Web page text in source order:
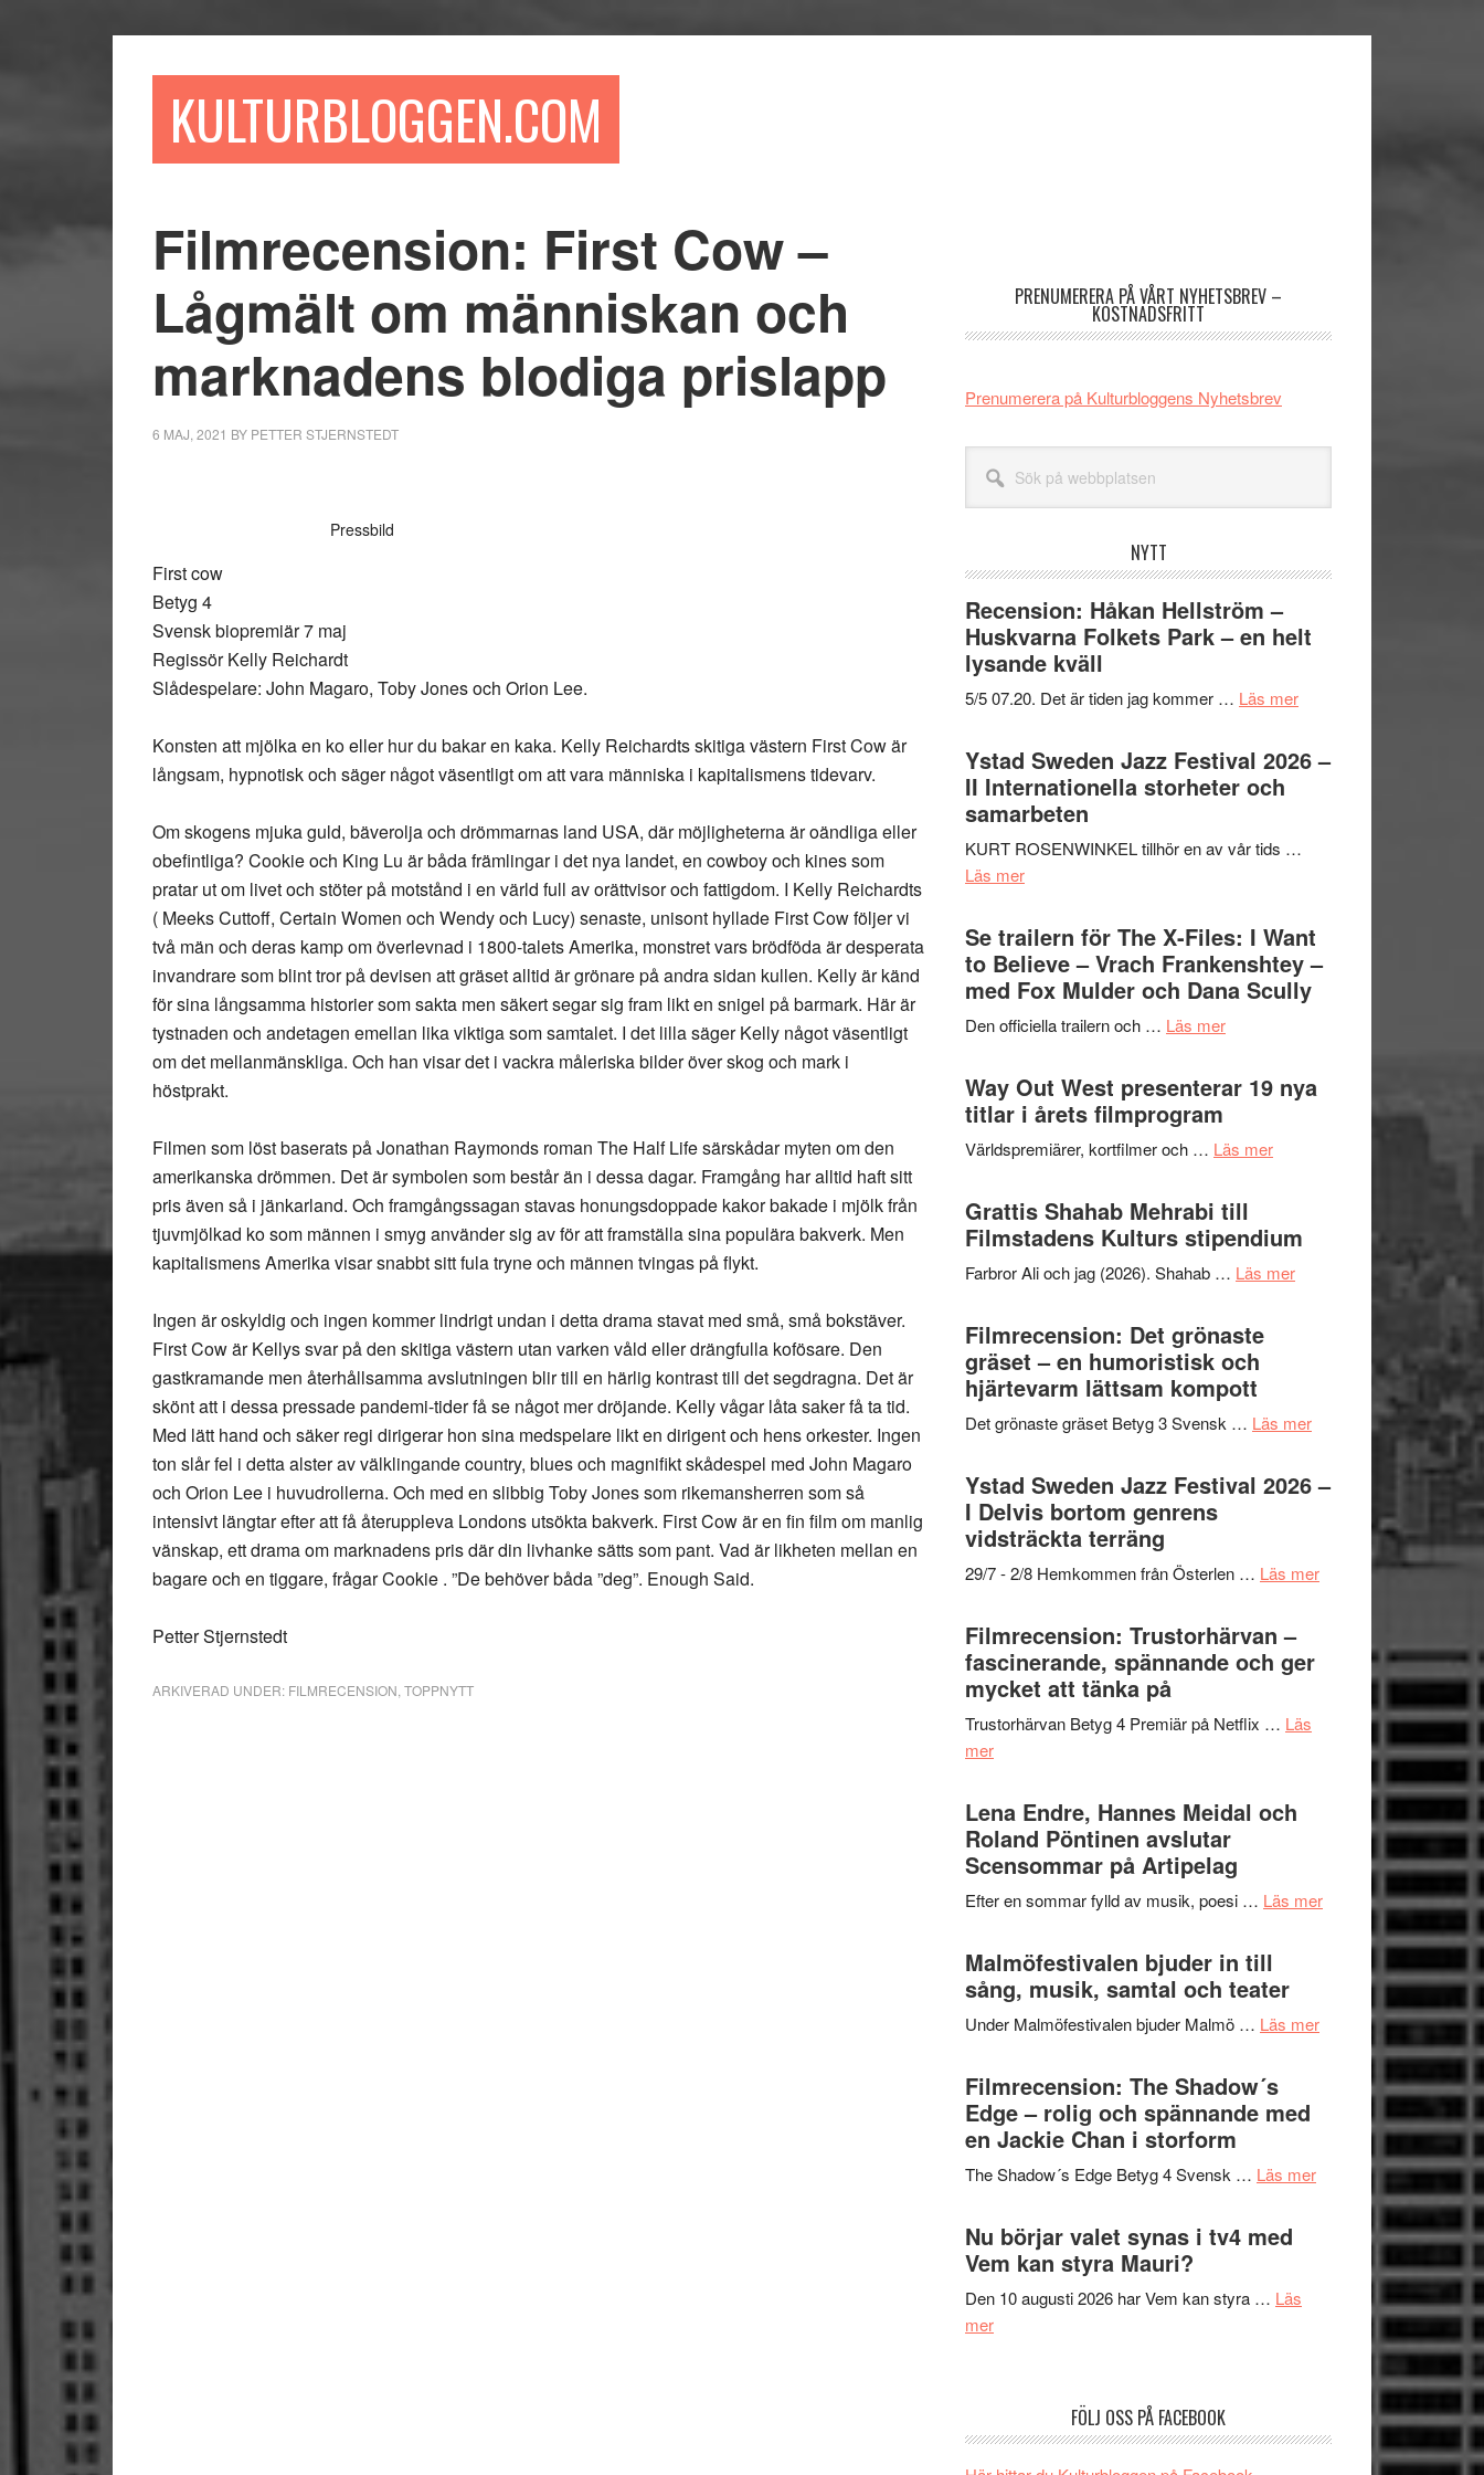
KULTURBLOGGEN.COM
Filmrecension: First Cow –
Lågmält om människan och
marknadens blodiga prislapp
6 MAJ, 2021 BY PETTER STJERNSTEDT
Pressbild
First cow
Betyg 4
Svensk biopremiär 7 maj
Regissör Kelly Reichardt
Slådespelare: John Magaro, Toby Jones och Orion Lee.
Konsten att mjölka en ko eller hur du bakar en kaka. Kelly Reichardts skitiga västern First Cow är
långsam, hypnotisk och säger något väsentligt om att vara människa i kapitalismens tidevarv.
Om skogens mjuka guld, bäverolja och drömmarnas land USA, där möjligheterna är oändliga eller
obefintliga? Cookie och King Lu är båda främlingar i det nya landet, en cowboy och kines som
pratar ut om livet och stöter på motstånd i en värld full av orättvisor och fattigdom. I Kelly Reichardts
( Meeks Cuttoff, Certain Women och Wendy och Lucy) senaste, unisont hyllade First Cow följer vi
två män och deras kamp om överlevnad i 1800-talets Amerika, monstret vars brödföda är desperata
invandrare som blint tror på devisen att gräset alltid är grönare på andra sidan kullen. Kelly är känd
för sina långsamma historier som sakta men säkert segar sig fram likt en snigel på barmark. Här är
tystnaden och andetagen emellan lika viktiga som samtalet. I det lilla säger Kelly något väsentligt
om det mellanmänskliga. Och han visar det i vackra måleriska bilder över skog och mark i
höstprakt.
Filmen som löst baserats på Jonathan Raymonds roman The Half Life särskådar myten om den
amerikanska drömmen. Det är symbolen som består än i dessa dagar. Framgång har alltid haft sitt
pris även så i jänkarland. Och framgångssagan stavas honungsdoppade kakor bakade i mjölk från
tjuvmjölkad ko som männen i smyg använder sig av för att framställa sina populära bakverk. Men
kapitalismens Amerika visar snabbt sitt fula tryne och männen tvingas på flykt.
Ingen är oskyldig och ingen kommer lindrigt undan i detta drama stavat med små, små bokstäver.
First Cow är Kellys svar på den skitiga västern utan varken våld eller drängfulla kofösare. Den
gastkramande men återhållsamma avslutningen blir till en härlig kontrast till det segdragna. Det är
skönt att i dessa pressade pandemi-tider få se något mer dröjande. Kelly vågar låta saker få ta tid.
Med lätt hand och säker regi dirigerar hon sina medspelare likt en dirigent och hens orkester. Ingen
ton slår fel i detta alster av välklingande country, blues och magnifikt skådespel med John Magaro
och Orion Lee i huvudrollerna. Och med en slibbig Toby Jones som rikemansherren som så
intensivt längtar efter att få återuppleva Londons utsökta bakverk. First Cow är en fin film om manlig
vänskap, ett drama om marknadens pris där din livhanke sätts som pant. Vad är likheten mellan en
bagare och en tiggare, frågar Cookie . ”De behöver båda ”deg”. Enough Said.
Petter Stjernstedt
ARKIVERAD UNDER: FILMRECENSION TOPPNYTT
PRENUMERERA PÅ VÅRT NYHETSBREV –
KOSTNADSFRITT
Prenumerera på Kulturbloggens Nyhetsbrev
webbplatsen
NYTT
Recension: Håkan Hellström –
Huskvarna Folkets Park – en helt
lysande kväll
5/5 07.20. Det är tiden jag kommer … Läs merom
Håkan
Hellström
Folkets
en
helt
lysande
Ystad Sweden Jazz Festival 2026 –
II Internationella storheter och
samarbeten
KURT ROSENWINKEL tillhör en av vår tids …
Läs merom
Sweden
Jazz
Festival
2026
–
Internationella
storheter
och
samarbeten
Se trailern för The X-Files: I Want
to Believe – Vrach Frankenshtey –
med Fox Mulder och Dana Scully
Den officiella trailern och … Läs merom
trailern
för
X-
I
Want
to
Believe
Vrach
Frankenshtey
–
med
Mulder
och
Way Out West presenterar 19 nya
titlar i årets filmprogram
Världspremiärer, kortfilmer och … Läs merom
presenterar
19
Grattis Shahab Mehrabi till
Filmstadens Kulturs stipendium
Farbror Ali och jag (2026). Shahab … Läs merom
Kulturs
Filmrecension: Det grönaste
gräset – en humoristisk och
hjärtevarm lättsam kompott
Det grönaste gräset Betyg 3 Svensk … Läs merom
en
hjärtevarm
Ystad Sweden Jazz Festival 2026 –
I Delvis bortom genrens
vidsträckta terräng
29/7 - 2/8 Hemkommen från Österlen … Läs merom
Festival
genrens
vidsträckta
Filmrecension: Trustorhärvan –
fascinerande, spännande och ger
mycket att tänka på
Trustorhärvan Betyg 4 Premiär på Netflix … Läs
merom
Trustorhärvan
–
fascinerande,
spännande
och
mycket
att
tänka
Lena Endre, Hannes Meidal och
Roland Pöntinen avslutar
Scensommar på Artipelag
Efter en sommar fylld av musik, poesi … Läs merom
Hannes
Roland
Pöntinen
Scensommar
Artipelag
Malmöfestivalen bjuder in till
sång, musik, samtal och teater
Under Malmöfestivalen bjuder Malmö … Läs merom
Malmöfestivalen
Filmrecension: The Shadow´s
Edge – rolig och spännande med
en Jackie Chan i storform
The Shadow´s Edge Betyg 4 Svensk … Läs merom
Filmrecension:
spännande
med
Nu börjar valet synas i tv4 med
Vem kan styra Mauri?
Den 10 augusti 2026 har Vem kan styra … Läs
merom
FÖLJ OSS PÅ FACEBOOK